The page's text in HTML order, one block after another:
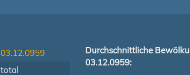
03.12.0959
total
Durchschnittliche
03.12.0959: